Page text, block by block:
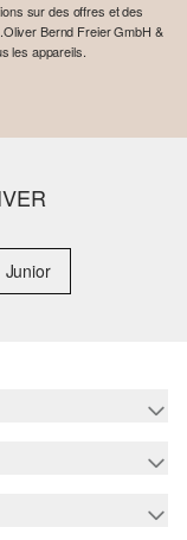
sur des offres et des
Bernd Freier GmbH &
les appareils.
Junior